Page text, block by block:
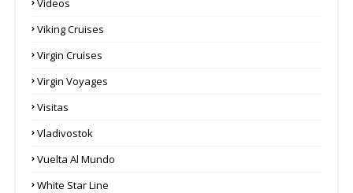
Vídeos
Viking Cruises
Virgin Cruises
Virgin Voyages
Visitas
Vladivostok
Vuelta Al Mundo
White Star Line